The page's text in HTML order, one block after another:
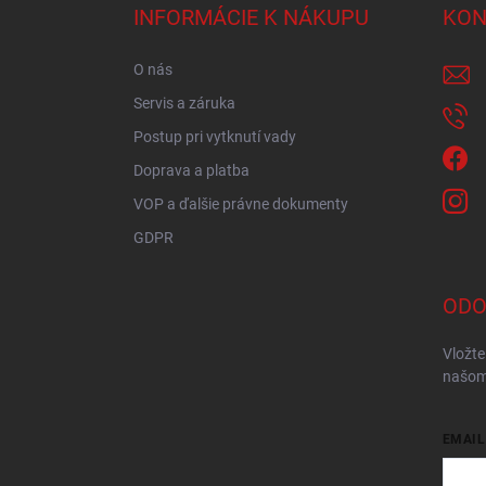
INFORMÁCIE K NÁKUPU
O nás
Servis a záruka
Postup pri vytknutí vady
Doprava a platba
VOP a ďalšie právne dokumenty
GDPR
EMAIL